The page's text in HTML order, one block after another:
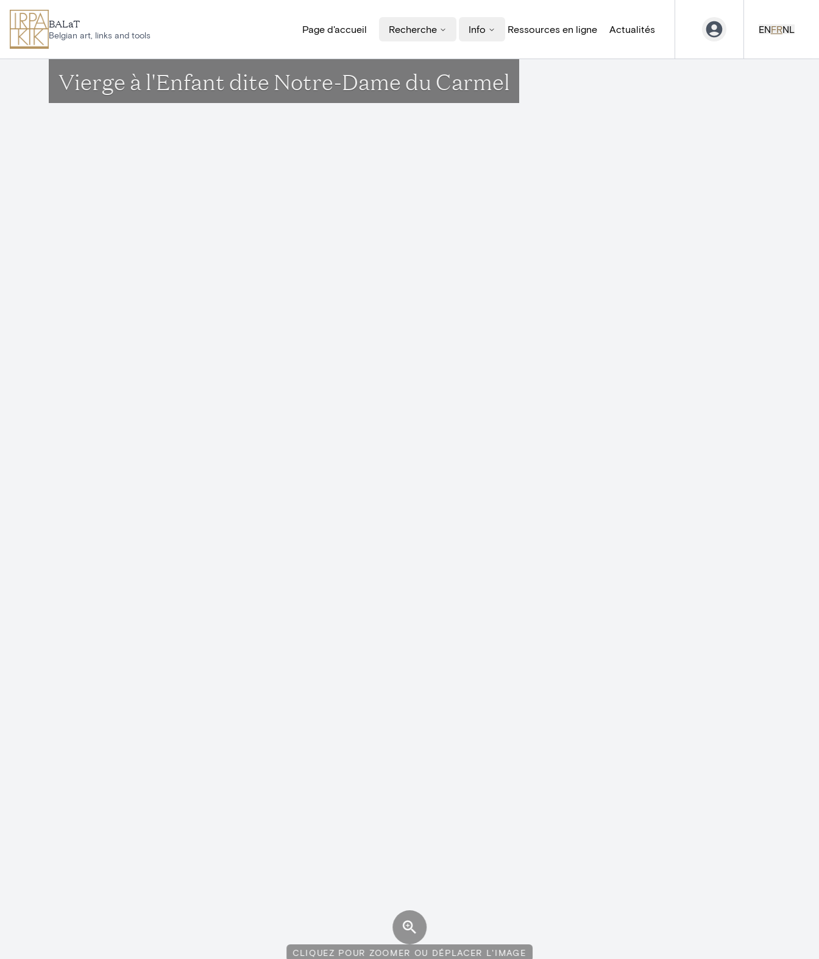
BALaT
Belgian art, links and tools
Page d'accueil Recherche Info Ressources en ligne Actualités ENFRNL
Vierge à l'Enfant dite Notre-Dame du Carmel
CLIQUEZ POUR ZOOMER OU DÉPLACER L'IMAGE